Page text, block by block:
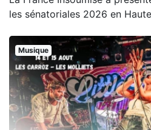
les sénatoriales 2026 en
Musique